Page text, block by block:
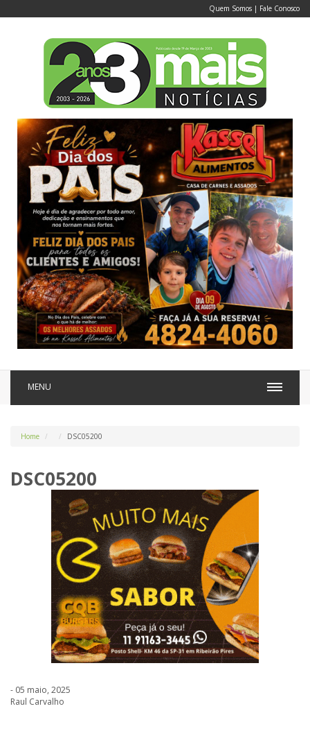
Quem Somos | Fale Conosco
MENU
Home DSC05200
DSC05200
- 05 maio, 2025
Raul Carvalho